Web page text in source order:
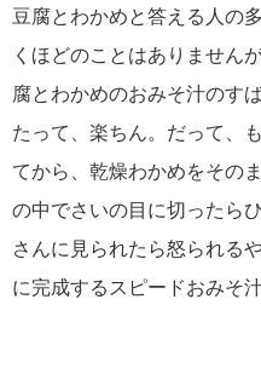
豆腐とわかめと答える人の
くほどのことはありません
腐とわかめのおみそ汁のす
たって、楽ちん。だって、
てから、乾燥わかめをその
の中でさいの目に切ったら
さんに見られたら怒られる
に完成するスピードおみそ汁